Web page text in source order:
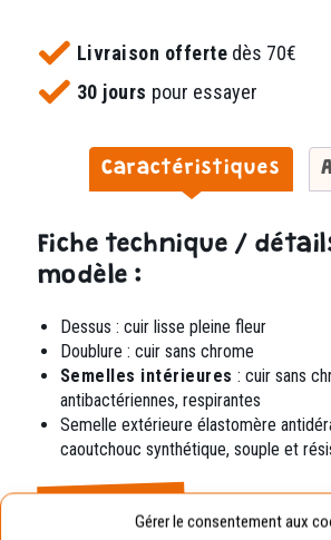
Gérer le consentement aux
orange
Livraison offerte dès 70€
30 jours pour essayer
Caractéristiques
Exemple
Fiche technique /
modèle :
Dessus : cuir lisse pleine fleur
Doublure : cuir sans chrome
Semelles intérieures : cuir sans
antibactériennes, respirantes
Semelle extérieure élastomère
caoutchouc synthétique, souple et